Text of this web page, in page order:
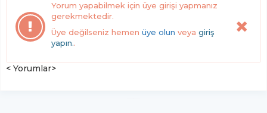
Yorum yapabilmek için üye girişi yapmanız
gerekmektedir.
Üye değilseniz hemen üye olun veya giriş
yapın..
< Yorumlar>